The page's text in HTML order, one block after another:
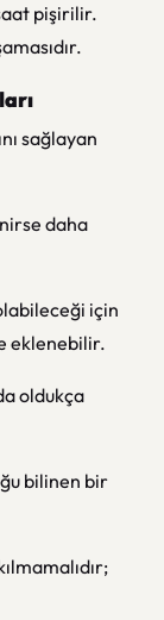
pişirilir.
sağlayan
daha
için
eklenebilir.
oldukça
bilinen bir